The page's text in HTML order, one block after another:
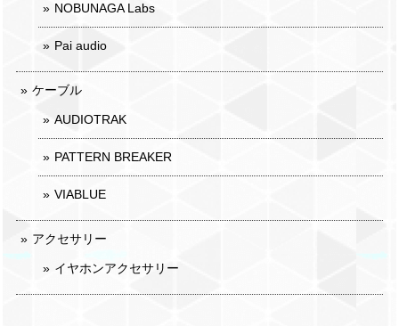
NOBUNAGA Labs
Pai audio
ケーブル
AUDIOTRAK
PATTERN BREAKER
VIABLUE
アクセサリー
イヤホンアクセサリー